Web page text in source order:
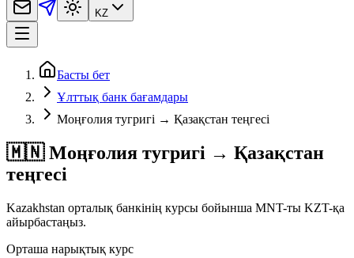
KZ
Басты бет
Ұлттық банк бағамдары
Моңғолия тугригі → Қазақстан теңгесі
🇲🇳 Моңғолия тугригі → Қазақстан
теңгесі
Kazakhstan орталық банкінің курсы бойынша MNT-ты KZT-қа
айырбастаңыз.
Орташа нарықтық курс